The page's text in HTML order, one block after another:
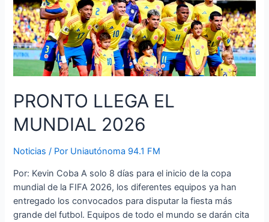
PRONTO LLEGA EL
MUNDIAL 2026
Noticias / Por Uniautónoma 94.1 FM
Por: Kevin Coba A solo 8 días para el inicio de la copa
mundial de la FIFA 2026, los diferentes equipos ya han
entregado los convocados para disputar la fiesta más
grande del futbol. Equipos de todo el mundo se darán cita